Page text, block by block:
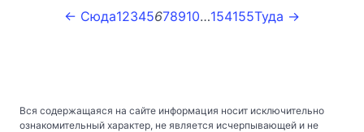
← Сюда12345678910…154155Туда →
Вся содержащаяся на сайте информация носит исключительно
ознакомительный характер, не является исчерпывающей и не